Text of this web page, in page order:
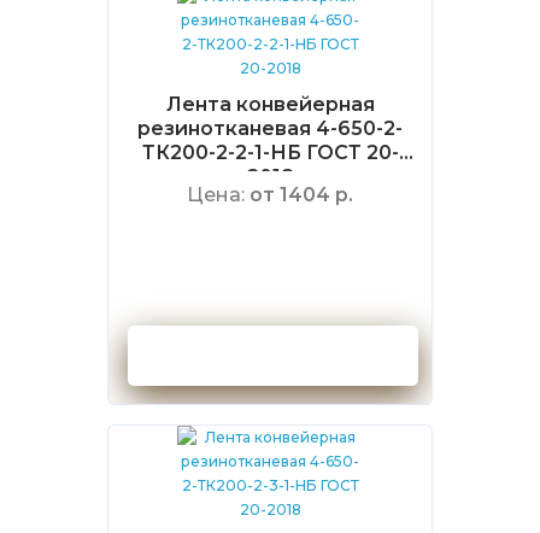
Лента конвейерная
резинотканевая 4-650-2-
ТК200-2-2-1-НБ ГОСТ 20-
2018
Цена: от 1404 р.